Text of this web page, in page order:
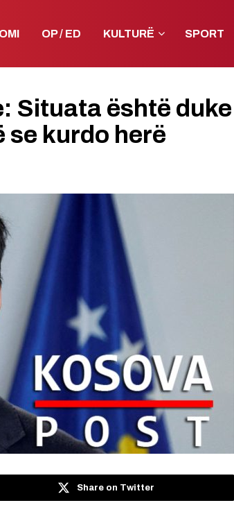
OP / ED KULTURË SPORT
Situata është duke
se kurdo herë
Share on Twitter